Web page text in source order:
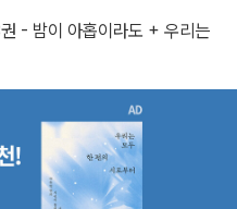
- 밤이 아홉이라도 + 우리는